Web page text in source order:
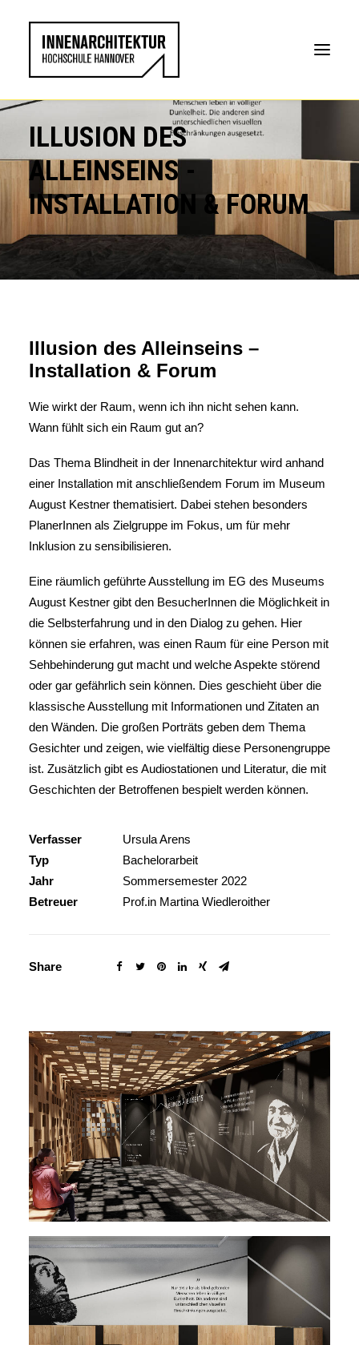
ILLUSION DES
ALLEINSEINS -
INSTALLATION & FORUM
Illusion des Alleinseins –
Installation & Forum
Wie wirkt der Raum, wenn ich ihn nicht sehen kann.
Wann fühlt sich ein Raum gut an?
Das Thema Blindheit in der Innenarchitektur wird anhand
einer Installation mit anschließendem Forum im Museum
August Kestner thematisiert. Dabei stehen besonders
PlanerInnen als Zielgruppe im Fokus, um für mehr
Inklusion zu sensibilisieren.
Eine räumlich geführte Ausstellung im EG des Museums
August Kestner gibt den BesucherInnen die Möglichkeit in
die Selbsterfahrung und in den Dialog zu gehen. Hier
können sie erfahren, was einen Raum für eine Person mit
Sehbehinderung gut macht und welche Aspekte störend
oder gar gefährlich sein können. Dies geschieht über die
klassische Ausstellung mit Informationen und Zitaten an
den Wänden. Die großen Porträts geben dem Thema
Gesichter und zeigen, wie vielfältig diese Personengruppe
ist. Zusätzlich gibt es Audiostationen und Literatur, die mit
Geschichten der Betroffenen bespielt werden können.
Verfasser
Ursula Arens
Typ
Bachelorarbeit
Jahr
Sommersemester 2022
Betreuer
Prof.in Martina Wiedleroither
Share